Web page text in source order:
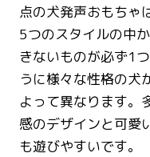
点の犬発声おもちゃ
5つのスタイルの中
きないものが必ず1
うに様々な性格の犬
よって異なります。
感のデザインと可愛
も遊びやすいです。